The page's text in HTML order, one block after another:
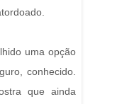
uma opção
conhecido.
que ainda